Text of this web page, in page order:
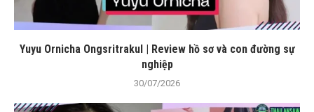
Yuyu Ornicha Ongsritrakul | Review hồ sơ và con đường sự
nghiệp
30/07/2026